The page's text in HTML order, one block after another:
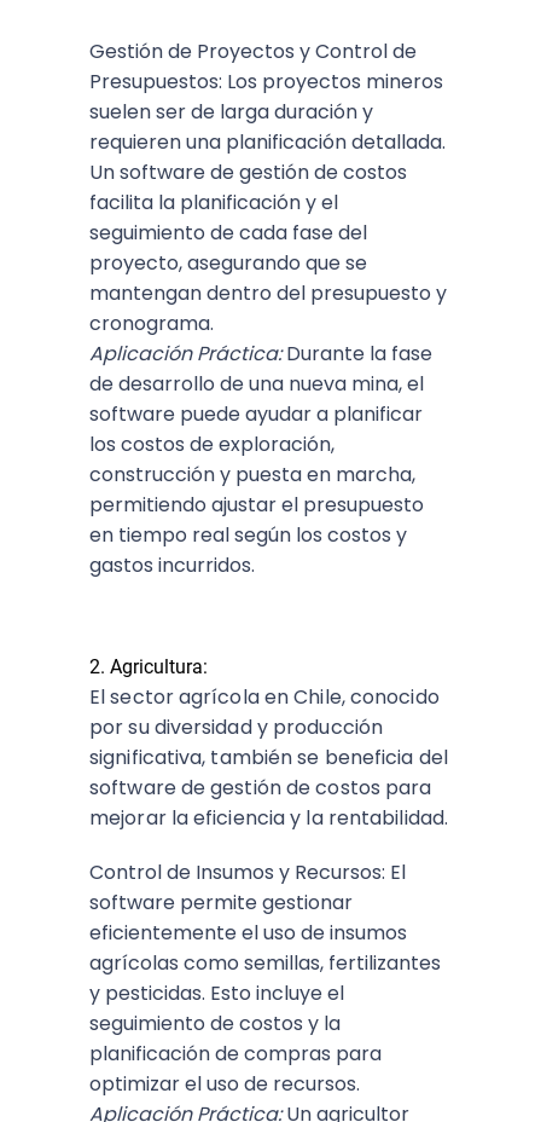
Gestión de Proyectos y Control de
Presupuestos: Los proyectos mineros
suelen ser de larga duración y
requieren una planificación detallada.
Un software de gestión de costos
facilita la planificación y el
seguimiento de cada fase del
proyecto, asegurando que se
mantengan dentro del presupuesto y
cronograma.
Aplicación Práctica:Durante la fase
de desarrollo de una nueva mina, el
software puede ayudar a planificar
los costos de exploración,
construcción y puesta en marcha,
permitiendo ajustar el presupuesto
en tiempo real según los costos y
gastos incurridos.
2. Agricultura:
El sector agrícola en Chile, conocido
por su diversidad y producción
significativa, también se beneficia del
software de gestión de costos para
mejorar la eficiencia y la rentabilidad.
Control de Insumos y Recursos: El
software permite gestionar
eficientemente el uso de insumos
agrícolas como semillas, fertilizantes
y pesticidas. Esto incluye el
seguimiento de costos y la
planificación de compras para
optimizar el uso de recursos.
Aplicación Práctica:Un agricultor